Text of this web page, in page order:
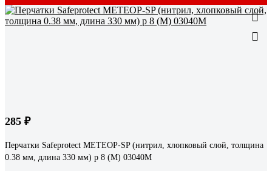
285 ₽
Перчатки Safeprotect МЕТЕОР-SP (нитрил, хлопковый слой, толщина
0.38 мм, длина 330 мм) р 8 (M) 03040M